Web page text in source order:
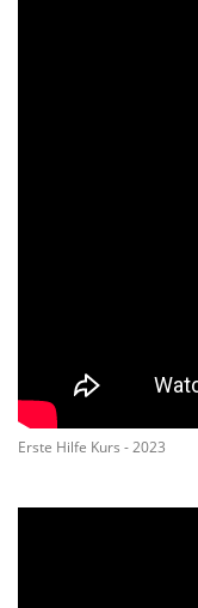
Erste Hilfe Kurs - 2023